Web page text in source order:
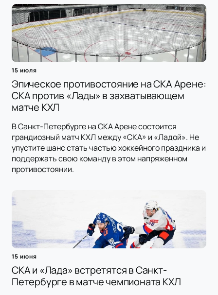
15 июля
Эпическое противостояние на СКА Арене:
СКА против «Лады» в захватывающем
матче КХЛ
В Санкт-Петербурге на СКА Арене состоится
грандиозный матч КХЛ между «СКА» и «Ладой». Не
упустите шанс стать частью хоккейного праздника и
поддержать свою команду в этом напряженном
противостоянии.
15 июня
СКА и «Лада» встретятся в Санкт-
Петербурге в матче чемпионата КХЛ